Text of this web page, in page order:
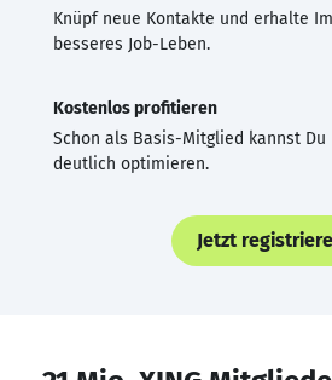
Knüpf neue Kontakte und erhalte
besseres Job-Leben.
Kostenlos profitieren
Schon als Basis-Mitglied kannst Du
deutlich optimieren.
Jetzt